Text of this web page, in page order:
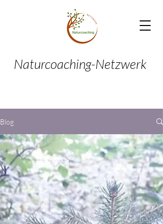
Naturcoaching-Netzwerk
Blog